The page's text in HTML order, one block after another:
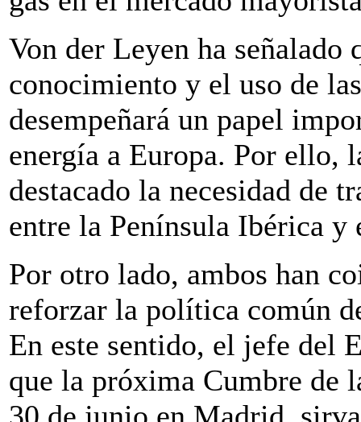
Von der Leyen ha señalado
conocimiento y el uso de
desempeñará un papel
energía a Europa. Por ello,
destacado la necesidad de
entre la Península Ibérica
Por otro lado, ambos han
reforzar la política común
En este sentido, el jefe del
que la próxima Cumbre de
30 de junio en Madrid,